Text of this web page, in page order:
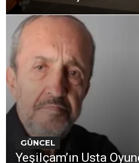
GÜNCEL
Yeşilçam’ın Usta